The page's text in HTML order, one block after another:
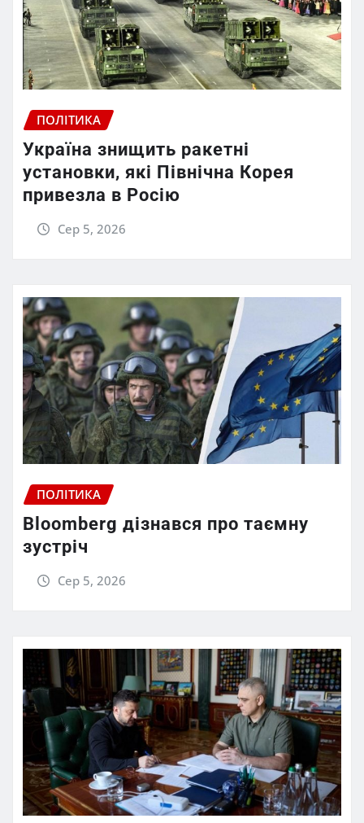
ПОЛІТИКА
Україна знищить ракетні
установки, які Північна Корея
привезла в Росію
Сер 5, 2026
ПОЛІТИКА
Bloomberg дізнався про таємну
зустріч
Сер 5, 2026